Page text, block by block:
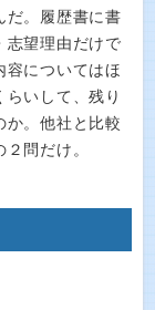
だ。履歴書に書
志望理由だけで
容についてはほ
らいして、残り
か。他社と比較
問だけ。